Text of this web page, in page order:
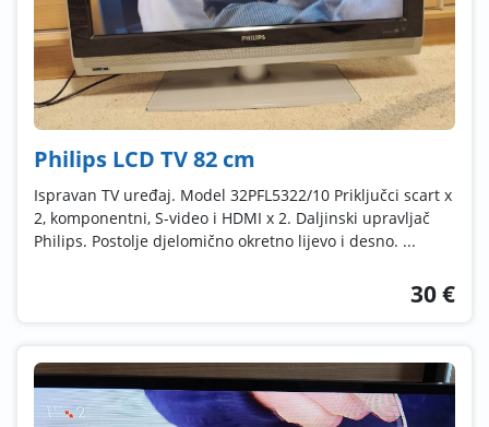
Philips LCD TV 82 cm
Ispravan TV uređaj. Model 32PFL5322/10 Priključci scart x
2, komponentni, S-video i HDMI x 2. Daljinski upravljač
Philips. Postolje djelomično okretno lijevo i desno. ...
30 €